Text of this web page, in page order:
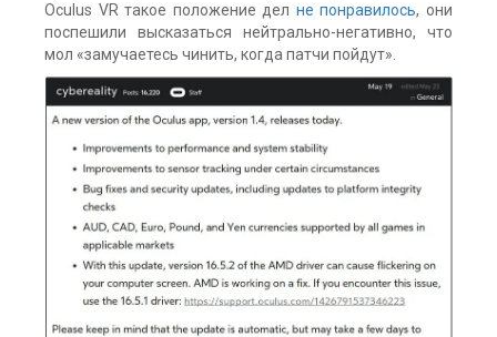
Oculus VR такое положение дел не понравилось, они
поспешили высказаться нейтрально-негативно, что
мол «замучаетесь чинить, когда патчи пойдут».